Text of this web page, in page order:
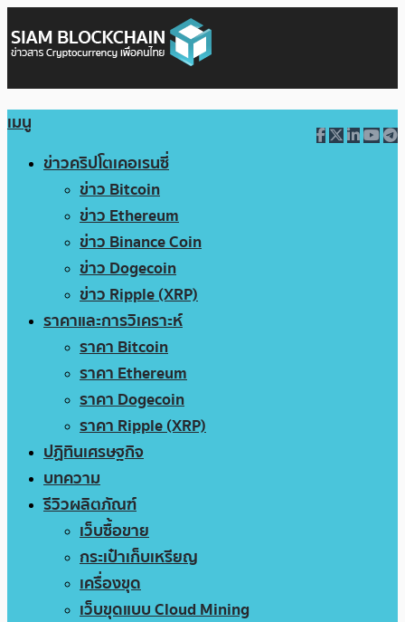
เมนู
ข่าวคริปโตเคอเรนซี่
ข่าว Bitcoin
ข่าว Ethereum
ข่าว Binance Coin
ข่าว Dogecoin
ข่าว Ripple (XRP)
ราคาและการวิเคราะห์
ราคา Bitcoin
ราคา Ethereum
ราคา Dogecoin
ราคา Ripple (XRP)
ปฏิทินเศรษฐกิจ
บทความ
รีวิวผลิตภัณฑ์
เว็บซื้อขาย
กระเป๋าเก็บเหรียญ
เครื่องขุด
เว็บขุดแบบ Cloud Mining